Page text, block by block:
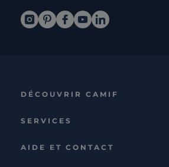
DÉCOUVRIR CAMIF
Nos collections
SERVICES
AIDE ET CONTACT